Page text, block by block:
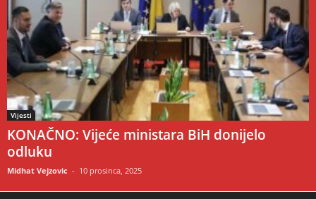
Vijesti
KONAČNO: Vijeće ministara BiH donijelo
odluku
Midhat Vejzovic - 10 prosinca, 2025